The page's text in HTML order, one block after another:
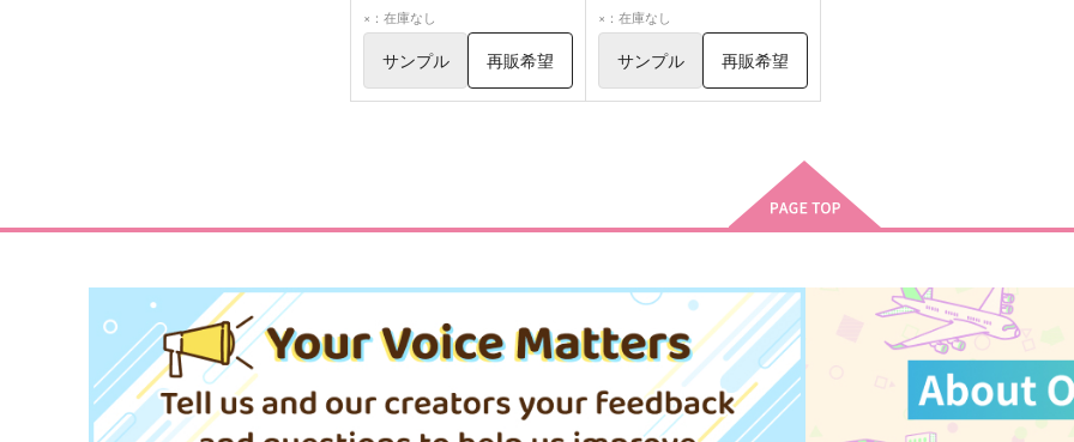
×：在庫なし
サンプル 再販希望
ルーク・ウィリアムズ
×：在庫なし
サンプル 再販希望